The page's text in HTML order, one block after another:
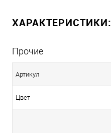
ХАРАКТЕРИСТИКИ:
Прочие
Артикул
Цвет